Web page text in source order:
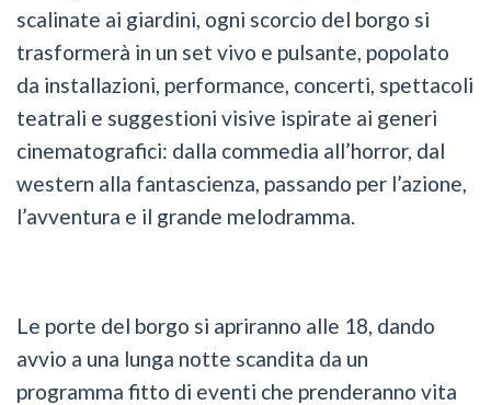
scalinate ai giardini, ogni scorcio del borgo si
trasformerà in un set vivo e pulsante, popolato
da installazioni, performance, concerti, spettacoli
teatrali e suggestioni visive ispirate ai generi
cinematografici: dalla commedia all’horror, dal
western alla fantascienza, passando per l’azione,
l’avventura e il grande melodramma.
Le porte del borgo si apriranno alle 18, dando
avvio a una lunga notte scandita da un
programma fitto di eventi che prenderanno vita